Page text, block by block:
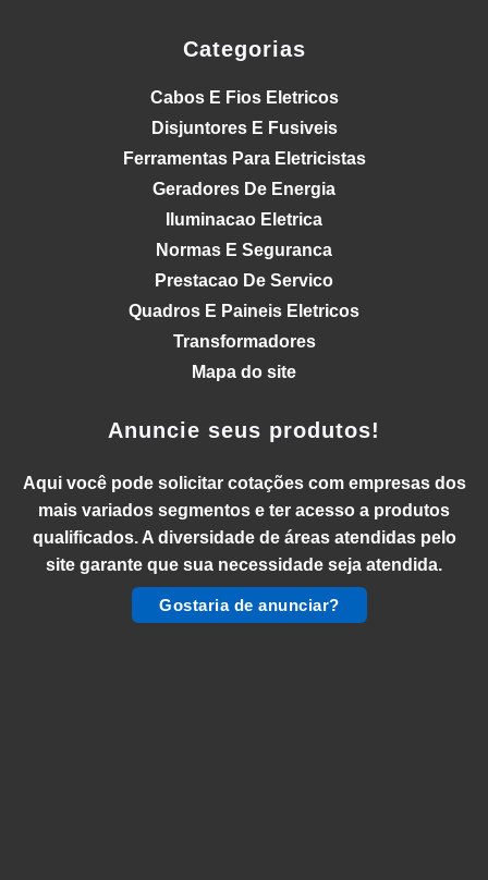
Categorias
Cabos E Fios Eletricos
Disjuntores E Fusiveis
Ferramentas Para Eletricistas
Geradores De Energia
Iluminacao Eletrica
Normas E Seguranca
Prestacao De Servico
Quadros E Paineis Eletricos
Transformadores
Mapa do site
Anuncie seus produtos!
Aqui você pode solicitar cotações com empresas dos
mais variados segmentos e ter acesso a produtos
qualificados. A diversidade de áreas atendidas pelo
site garante que sua necessidade seja atendida.
Gostaria de anunciar?